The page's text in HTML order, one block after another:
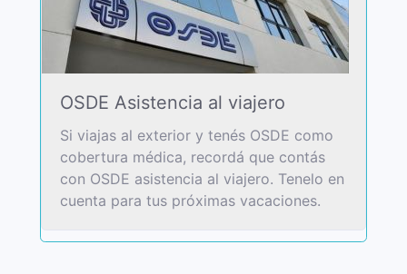
OSDE Asistencia al viajero
Si viajas al exterior y tenés OSDE como
cobertura médica, recordá que contás
con OSDE asistencia al viajero. Tenelo en
cuenta para tus próximas vacaciones.